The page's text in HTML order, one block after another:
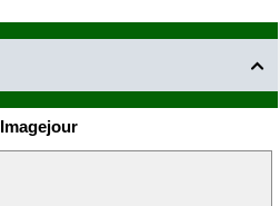

Imagejour